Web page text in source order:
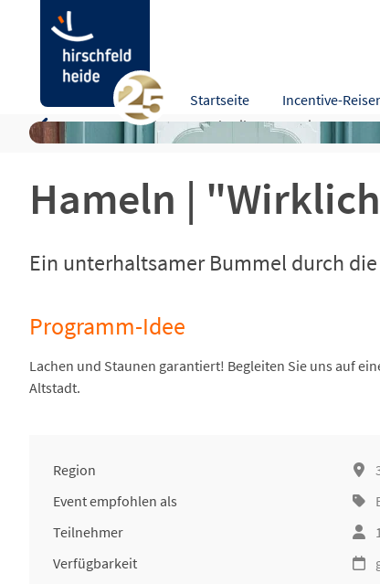
Startseite Incentive-
Hameln |
Ein unterhaltsamer Bummel durch
Hameln | "Wirklich wahr" -
Programm-Idee Beschreibung Leistungen
Programm-Idee
Lachen und Staunen garantiert! Begleiten Sie uns auf
Altstadt.
Region
Event empfohlen als
Teilnehmer
Verfügbarkeit